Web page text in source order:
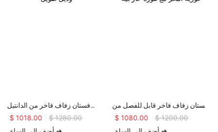
فستان زفاف فاخر من الدانتيل
الزهري AMD2617 بتصميم فستان
سهرة طويل مع حمالات رفيعة وذيل
$ 1018.00 $1280.00
فستان زفاف فاخر قابل للفصل من
AMD2618، فستان زفاف طويل
الأكمام من الدانتيل بتصميم حورية
$ 1080.00 $1200.00